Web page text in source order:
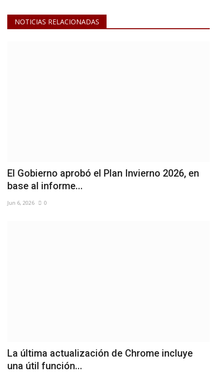
NOTICIAS RELACIONADAS
El Gobierno aprobó el Plan Invierno 2026, en
base al informe...
Jun 6, 2026 0
La última actualización de Chrome incluye
una útil función...